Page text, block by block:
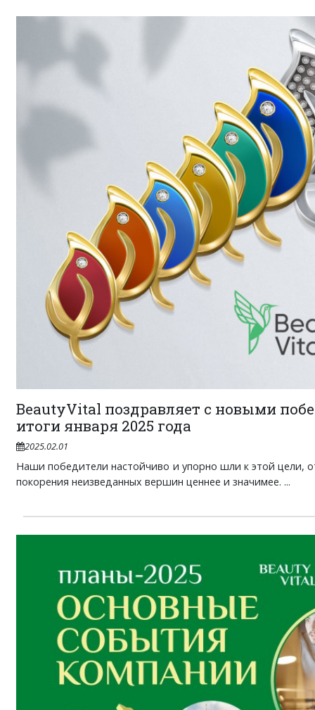
BeautyVital поздравляет с новыми
итоги января 2025 года
2025.02.01
Наши победители настойчиво и упорно шли к этой цели,
покорения неизведанных вершин ценнее и значимее. ...